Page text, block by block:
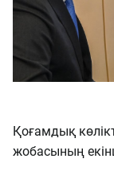
Қоғамдық
жобасының